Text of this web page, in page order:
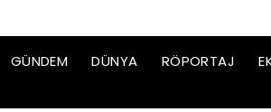
GÜNDEM DÜNYA RÖPORTAJ